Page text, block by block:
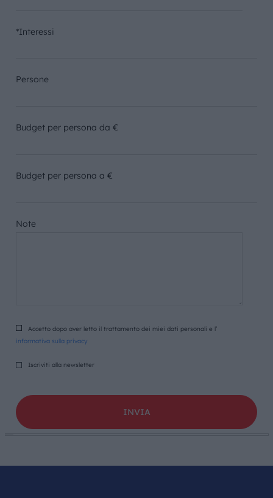
*Interessi
Persone
Budget per persona da €
Budget per persona a €
Note
Accetto dopo aver letto il trattamento dei miei dati personali e l’
informativa sulla privacy
Iscriviti alla newsletter